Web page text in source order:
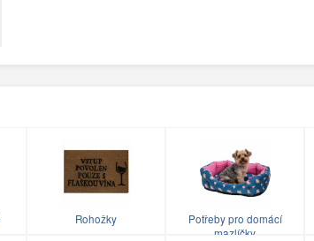
Rohožky
Potřeby pro domácí
mazlíčky